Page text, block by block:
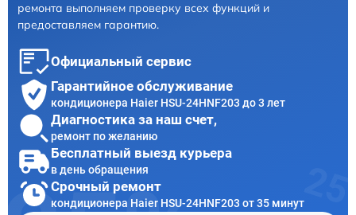
ремонта выполняем проверку всех функций и
предоставляем гарантию.
Официальный сервис
Гарантийное обслуживание
кондиционера Haier HSU-24HNF203 до 3 лет
Диагностика за наш счет,
ремонт по желанию
Бесплатный выезд курьера
в день обращения
Срочный ремонт
кондиционера Haier HSU-24HNF203 от 35 минут